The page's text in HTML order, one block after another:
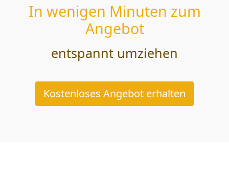
In wenigen Minuten zum
Angebot
entspannt umziehen
Kostenloses Angebot erhalten